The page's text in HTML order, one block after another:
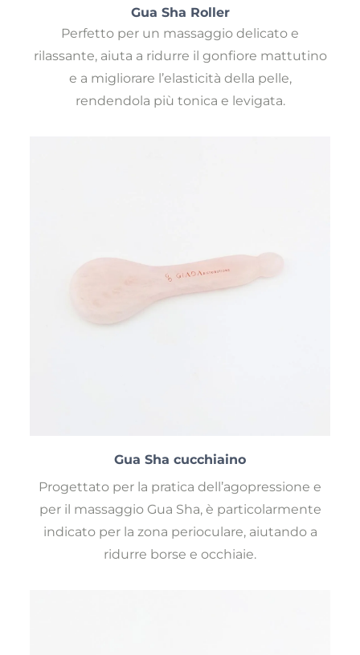
Gua Sha Roller
Perfetto per un massaggio delicato e
rilassante, aiuta a ridurre il gonfiore mattutino
e a migliorare l’elasticità della pelle,
rendendola più tonica e levigata.
Gua Sha cucchiaino
Progettato per la pratica dell’agopressione e
per il massaggio Gua Sha, è particolarmente
indicato per la zona perioculare, aiutando a
ridurre borse e occhiaie.